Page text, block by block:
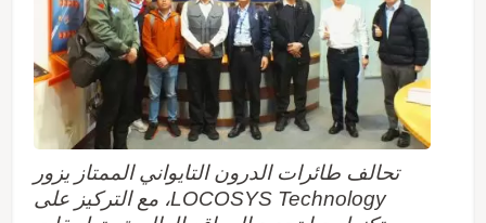
تحالف طائرات الدرون التايواني الممتاز يزور
LOCOSYS Technology، مع التركيز على